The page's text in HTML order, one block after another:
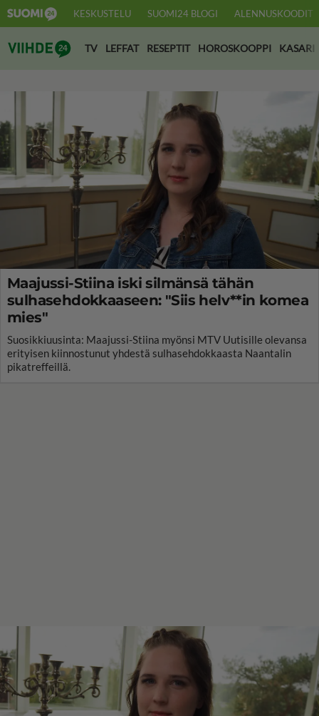
KESKUSTELU SUOMI24 BLOGI ALENNUSKOODIT
Suomi24 Viihde
TV LEFFAT RESEPTIT HOROSKOOPPI KASARI
Maajussi-Stiina iski silmänsä tähän
sulhasehdokkaaseen: "Siis helv**in komea
mies"
Suosikkiuusinta: Maajussi-Stiina myönsi MTV Uutisille olevansa
erityisen kiinnostunut yhdestä sulhasehdokkaasta Naantalin
pikatreffeillä.